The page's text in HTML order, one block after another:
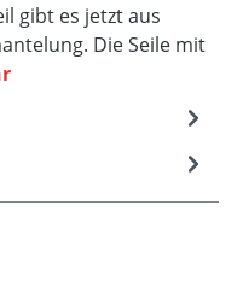
gibt es jetzt aus
Die Seile mit